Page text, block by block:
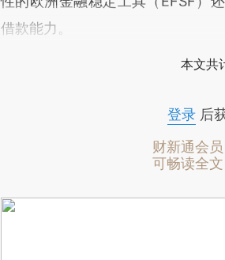
借款能力。
本文共
登录后
财新通会员
可畅读全文